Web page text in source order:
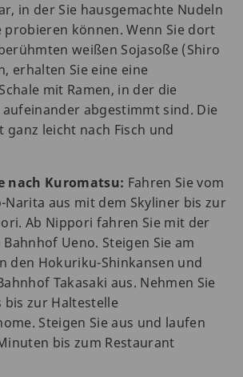
in der Sie hausgemachte Nudeln
probieren können. Wenn Sie dort
weißen Sojasoße (Shiro
erhalten Sie eine eine
mit Ramen, in der die
abgestimmt sind. Die
ganz leicht nach Fisch und
nach Kuromatsu: Fahren Sie vom
Narita aus mit dem Skyliner bis zur
Ab Nippori fahren Sie mit der
Bahnhof Ueno. Steigen Sie am
den Hokuriku-Shinkansen und
Takasaki aus. Nehmen Sie
bis zur Haltestelle
Steigen Sie aus und laufen
bis zum Restaurant